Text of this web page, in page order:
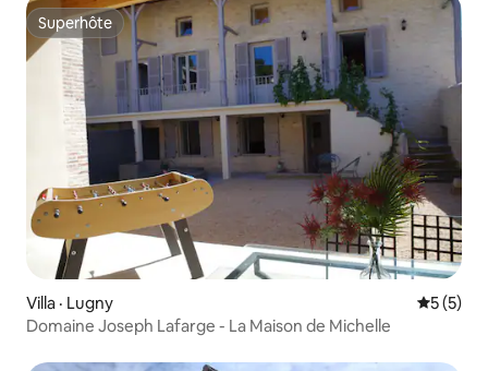
Superhôte
Superhôte
Villa · Lugny Note
5 (5)
Domaine Joseph Lafarge - La Maison de Michelle